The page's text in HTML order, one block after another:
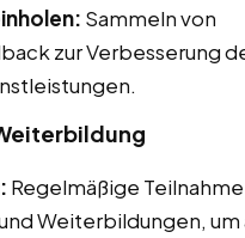
Sammeln von
zur Verbesserung
Regelmäßige Teilnahme
Weiterbildungen, um